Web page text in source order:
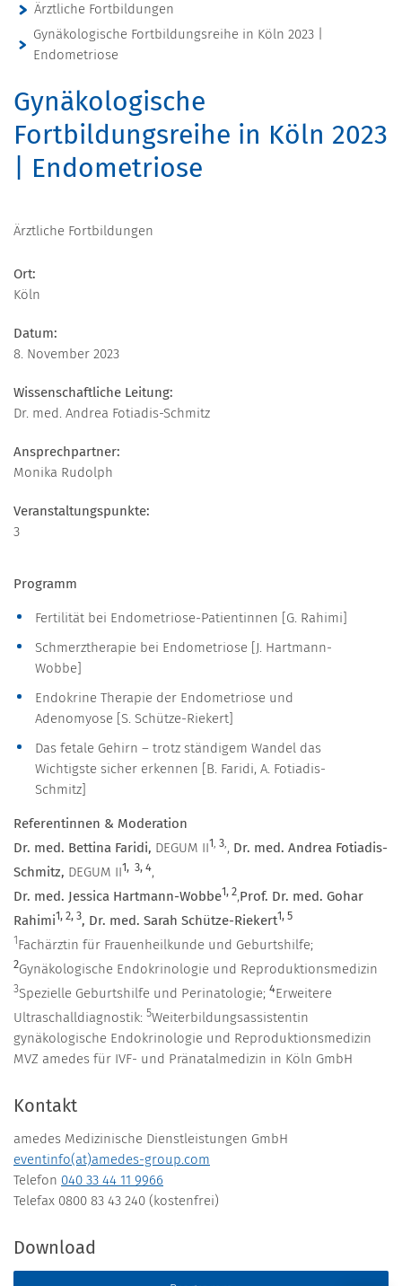
Ärztliche Fortbildungen
Gynäkologische Fortbildungsreihe in Köln 2023 |
Endometriose
Gynäkologische
Fortbildungsreihe in Köln 2023
| Endometriose
Ärztliche Fortbildungen
Ort:
Köln
Datum:
8. November 2023
Wissenschaftliche Leitung:
Dr. med. Andrea Fotiadis-Schmitz
Ansprechpartner:
Monika Rudolph
Veranstaltungspunkte:
3
Programm
Fertilität bei Endometriose-Patientinnen [G. Rahimi]
Schmerztherapie bei Endometriose [J. Hartmann-
Wobbe]
Endokrine Therapie der Endometriose und
Adenomyose [S. Schütze-Riekert]
Das fetale Gehirn – trotz ständigem Wandel das
Wichtigste sicher erkennen [B. Faridi, A. Fotiadis-
Schmitz]
Referentinnen & Moderation
Dr. med. Bettina Faridi, DEGUM II1, 3,, Dr. med. Andrea Fotiadis-
Schmitz, DEGUM II1, 3, 4,
Dr. med. Jessica Hartmann-Wobbe1, 2,Prof. Dr. med. Gohar
Rahimi1, 2, 3, Dr. med. Sarah Schütze-Riekert1, 5
1Fachärztin für Frauenheilkunde und Geburtshilfe;
2Gynäkologische Endokrinologie und Reproduktionsmedizin
3Spezielle Geburtshilfe und Perinatologie; 4Erweitere
Ultraschalldiagnostik: 5Weiterbildungsassistentin
gynäkologische Endokrinologie und Reproduktionsmedizin
MVZ amedes für IVF- und Pränatalmedizin in Köln GmbH
Kontakt
amedes Medizinische Dienstleistungen GmbH
eventinfo(at)amedes-group.com
Telefon 040 33 44 11 9966
Telefax 0800 83 43 240 (kostenfrei)
Download